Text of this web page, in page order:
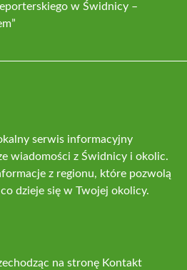
w Świdnicy –
serwis informacyjny
wiadomości z Świdnicy i okolic.
z regionu, które pozwolą
dzieje się w Twojej okolicy.
na stronę Kontakt